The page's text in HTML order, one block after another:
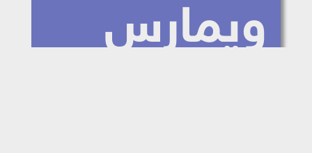
ويمارس